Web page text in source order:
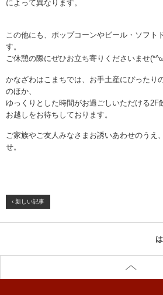
によって異なります。
この他にも、ポップコーンやビール・ソフト
す。
ご休憩の際にぜひお立ち寄りくださいませ
かなざわはこまちでは、お手土産にぴったり
のほか、
ゆっくりとした時間がお過ごしいただける2F
お越しをお待ちしております。
ご家族やご友人みなさまお誘いあわせのうえ
せ。
‹ 新しい記事